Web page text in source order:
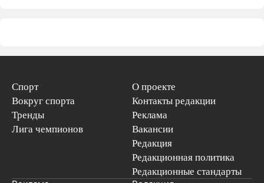
Спорт
Вокруг спорта
Тренды
Лига чемпионов
О проекте
Контакты редакции
Реклама
Вакансии
Редакция
Редакционная политика
Редакционные стандарты